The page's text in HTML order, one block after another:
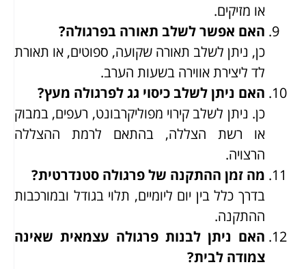
או מזיקים.
האם אפשר לשלב תאורה בפרגולה?
כן, ניתן לשלב תאורה שקועה, ספוטים, או תאורת
לד ליצירת אווירה בשעות הערב.
האם ניתן לשלב כיסוי גג לפרגולה מעץ?
כן. ניתן לשלב קירוי מפוליקרבונט, רעפים, במבוק
או רשת הצללה, בהתאם לרמת ההצללה
הרצויה.
מה זמן ההתקנה של פרגולה סטנדרטית?
בדרך כלל בין יום ליומיים, תלוי בגודל ובמורכבות
ההתקנה.
האם ניתן לבנות פרגולה עצמאית שאינה
צמודה לבית?